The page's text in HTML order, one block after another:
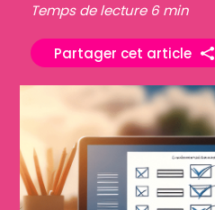
Temps de lecture 6 min
Partager cet article